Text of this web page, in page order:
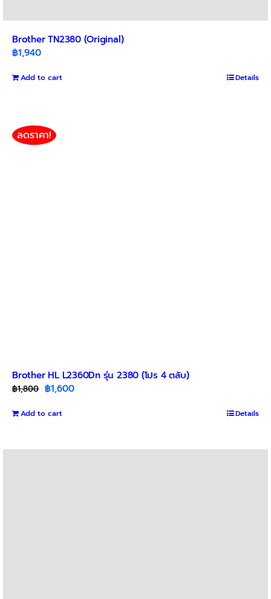
Brother TN2380 (Original)
฿1,940
Add to cart Details
ลดราคา!
Brother HL L2360Dn รุ่น 2380 (โปร 4 ตลับ)
฿1,800 Original
was:
฿1,600Current
Add to cart Details